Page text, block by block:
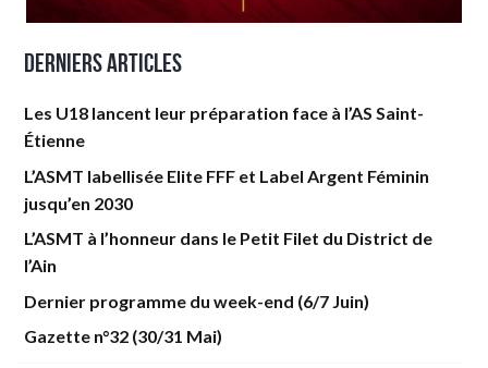
Derniers articles
Les U18 lancent leur préparation face à l’AS Saint-
Étienne
L’ASMT labellisée Elite FFF et Label Argent Féminin
jusqu’en 2030
L’ASMT à l’honneur dans le Petit Filet du District de
l’Ain
Dernier programme du week-end (6/7 Juin)
Gazette n°32 (30/31 Mai)